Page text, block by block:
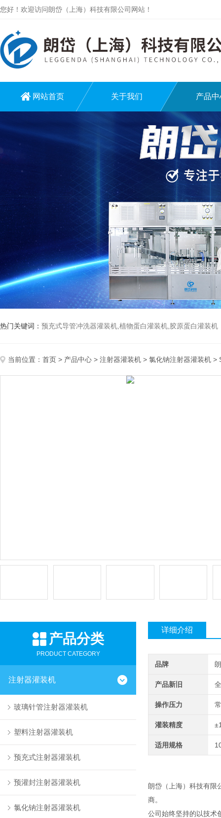
您好！欢迎访问朗岱（上海）科技有限公司网站！
网站首页 关于我们 产品中
热门关键词： 预充式导管冲洗器灌装机,植物蛋白灌装机,胶原蛋白灌装机
当前位置： 首页 > 产品中心 > 注射器灌装机 > 氯化钠注射器灌装机 >
产品分类
PRODUCT CATEGORY
注射器灌装机
玻璃针管注射器灌装机
塑料注射器灌装机
预充式注射器灌装机
预灌封注射器灌装机
氯化钠注射器灌装机
详细介绍
品牌
产品新旧
操作压力
灌装精度
适用规格
朗岱（上海）科技有限
商。
公司始终坚持的以技术